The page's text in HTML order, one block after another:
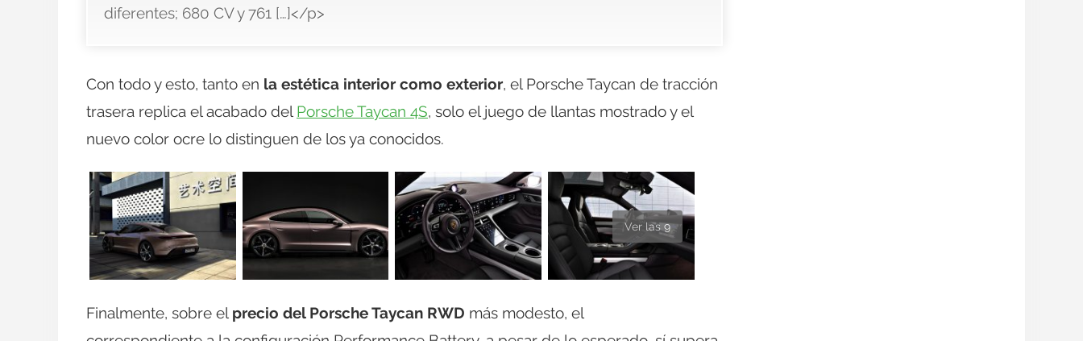
diferentes; 680 CV y 761 […]</p>
Con todo y esto, tanto en la estética interior como exterior, el Porsche Taycan de tracción
trasera replica el acabado del Porsche Taycan 4S, solo el juego de llantas mostrado y el
nuevo color ocre lo distinguen de los ya conocidos.
Ver las 9
Finalmente, sobre el precio del Porsche Taycan RWD más modesto, el